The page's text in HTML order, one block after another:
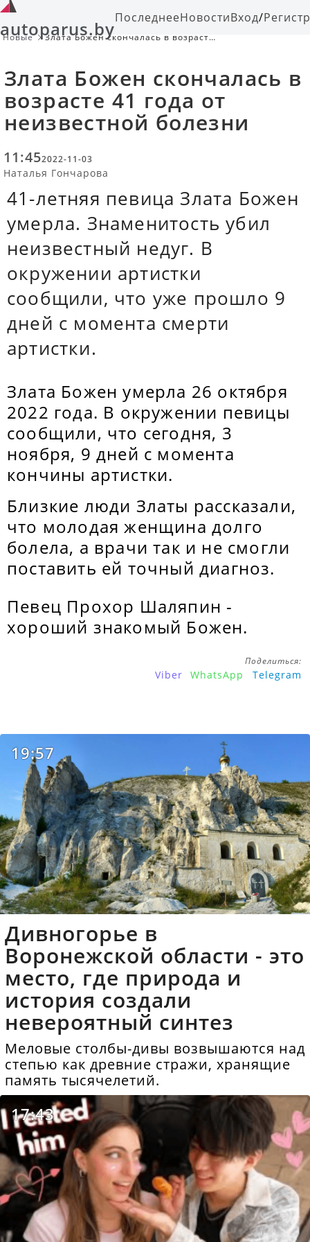
autoparus.byПоследнееНовостиВход/
Новые
Злата Божен скончалась в возрасте
Злата Божен скончалась в
возрасте 41 года от
неизвестной болезни
11:452022-11-03
Наталья Гончарова
41-летняя певица Злата Божен
умерла. Знаменитость убил
неизвестный недуг. В
окружении артистки
сообщили, что уже прошло 9
дней с момента смерти
артистки.
Злата Божен умерла 26 октября
2022 года. В окружении певицы
сообщили, что сегодня, 3
ноября, 9 дней с момента
кончины артистки.
Близкие люди Златы рассказали,
что молодая женщина долго
болела, а врачи так и не смогли
поставить ей точный диагноз.
Певец Прохор Шаляпин -
хороший знакомый Божен.
Поделиться:
Viber WhatsApp Telegram
19:57
Дивногорье в
Воронежской области - это
место, где природа и
история создали
невероятный синтез
Меловые столбы-дивы возвышаются над
степью как древние стражи, хранящие
память тысячелетий.
17:43